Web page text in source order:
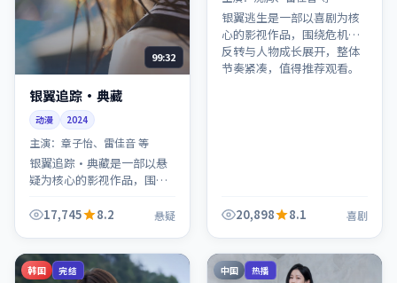
99:32
银翼追踪·典藏
动漫 2024
主演： 章子怡、雷佳音 等
银翼追踪·典藏是一部以悬
疑为核心的影视作品，围绕
开，整体节奏紧凑，值得推
17,745 8.2 悬疑
银翼逃生是一部以喜剧为核
心的影视作品，围绕危机、
反转与人物成长展开，整体
节奏紧凑，值得推荐观看。
20,898 8.1 喜剧
韩国 完结 中国 热播